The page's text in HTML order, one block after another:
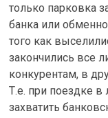
только парковка
банка или
того как
закончились все
конкурентам, в
Т.е. при поездке в
захватить